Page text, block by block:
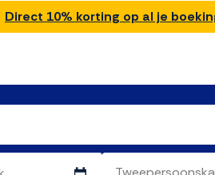
Direct 10% korting op al je